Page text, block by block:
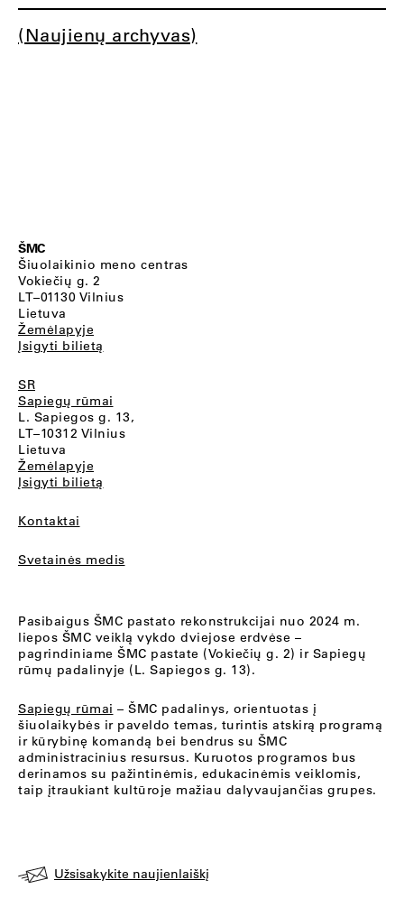
(Naujienų archyvas)
ŠMC
Šiuolaikinio meno centras
Vokiečių g. 2
LT–01130 Vilnius
Lietuva
Žemėlapyje
Įsigyti bilietą
SR
Sapiegų rūmai
L. Sapiegos g. 13,
LT–10312 Vilnius
Lietuva
Žemėlapyje
Įsigyti bilietą
Kontaktai
Svetainės medis
Pasibaigus ŠMC pastato rekonstrukcijai nuo 2024 m.
liepos ŠMC veiklą vykdo dviejose erdvėse –
pagrindiniame ŠMC pastate (Vokiečių g. 2) ir Sapiegų
rūmų padalinyje (L. Sapiegos g. 13).
Sapiegų rūmai – ŠMC padalinys, orientuotas į
šiuolaikybės ir paveldo temas, turintis atskirą programą
ir kūrybinę komandą bei bendrus su ŠMC
administracinius resursus. Kuruotos programos bus
derinamos su pažintinėmis, edukacinėmis veiklomis,
taip įtraukiant kultūroje mažiau dalyvaujančias grupes.
Užsisakykite naujienlaiškį